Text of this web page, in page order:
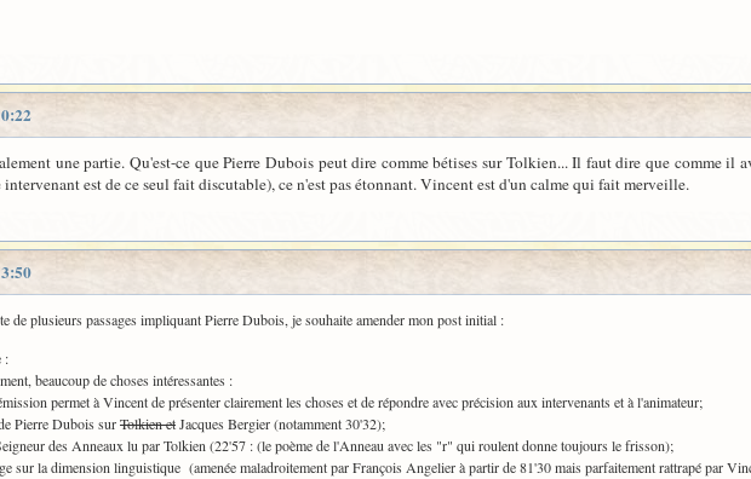
une partie. Qu'est-ce que Pierre Dubois peut dire comme bétises sur Tolkien... Il faut dire que comme
est de ce seul fait discutable), ce n'est pas étonnant. Vincent est d'un calme qui fait merveille.
de plusieurs passages impliquant Pierre Dubois, je souhaite amender mon post initial :
:
beaucoup de choses intéressantes :
permet à Vincent de présenter clairement les choses et de répondre avec précision aux intervenants et à l'animateur;
Pierre Dubois surTolkien etJacques Bergier (notamment 30'32);
des Anneaux lu par Tolkien (22'57 : (le poème de l'Anneau avec les "r" qui roulent donne toujours le frisson);
sur la dimension linguistique (amenée maladroitement par François Angelier à partir de 81'30 mais parfaitement rattrapé par